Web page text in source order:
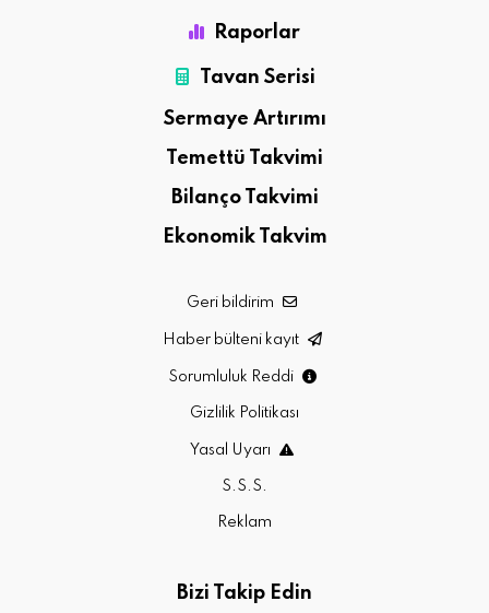
Raporlar
Tavan Serisi
Sermaye Artırımı
Temettü Takvimi
Bilanço Takvimi
Ekonomik Takvim
Geri bildirim
Haber bülteni kayıt
Sorumluluk Reddi
Gizlilik Politikası
Yasal Uyarı
S.S.S.
Reklam
Bizi Takip Edin